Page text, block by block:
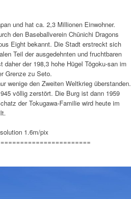
und hat ca. 2,3 Millionen Einwohner.
den Baseballverein Chūnichi Dragons
Eight bekannt. Die Stadt erstreckt sich
Teil der ausgedehnten und fruchtbaren
der 198,3 hohe Hügel Tōgoku-san im
Grenze zu Seto.
wenige den Zweiten Weltkrieg überstanden.
völlig zerstört. Die Burg ist dann 1959
der Tokugawa-Familie wird heute im
1.6m/pix